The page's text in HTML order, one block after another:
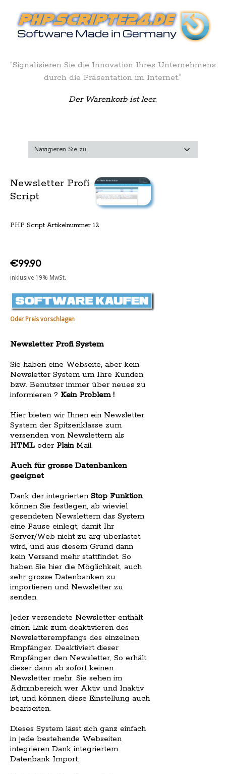
“Signalisieren Sie die Innovation Ihres Unternehmens
durch die Präsentation im Internet.”
Der Warenkorb ist leer.
Newsletter Profi
Script
PHP Script Artikelnummer 12
€99.90
inklusive 19% MwSt.
Oder Preis vorschlagen
Newsletter Profi System
Sie haben eine Webseite, aber kein
Newsletter System um Ihre Kunden
bzw. Benutzer immer über neues zu
informieren ? Kein Problem !
Hier bieten wir Ihnen ein Newsletter
System der Spitzenklasse zum
versenden von Newslettern als
HTML oder PlainMail.
Auch für grosse Datenbanken
geeignet
Dank der integrierten Stop Funktion
können Sie festlegen, ab wieviel
gesendeten Newslettern das System
eine Pause einlegt, damit Ihr
Server/Web nicht zu arg überlastet
wird, und aus diesem Grund dann
kein Versand mehr stattfindet. So
haben Sie hier die Möglichkeit, auch
sehr grosse Datenbanken zu
importieren und Newsletter zu
senden.
Jeder versendete Newsletter enthält
einen Link zum deaktivieren des
Newsletterempfangs des einzelnen
Empfänger. Deaktiviert dieser
Empfänger den Newsletter, So erhält
dieser dann ab sofort keinen
Newsletter mehr. Sie sehen im
Adminbereich wer Aktiv und Inaktiv
ist, und können diese Einstellung auch
bearbeiten.
Dieses System lässt sich ganz einfach
in jede bestehende Webseiten
integrieren Dank integriertem
Datenbank Import.